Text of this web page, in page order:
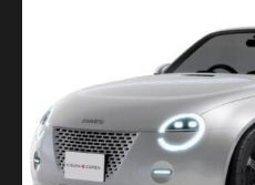
竟其車輛最主要就是設計來運
代表著車內可以容納3.5公尺的
全平整化，…